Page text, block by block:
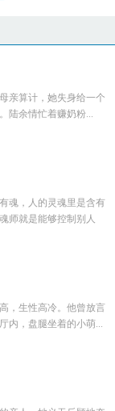
亲算计，她失身给一个
陆余情忙着赚奶粉...
魂，人的灵魂里是含有
师就是能够控制别人
，生性高冷。他曾放言
内，盘腿坐着的小萌...